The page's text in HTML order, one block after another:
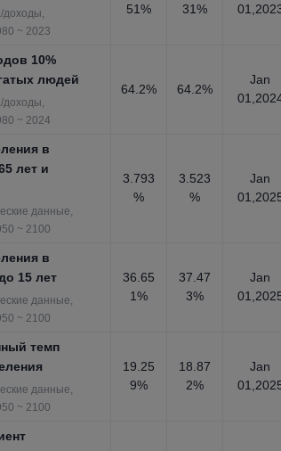
доходы,
~ 2023
51%
31%
10%
людей
доходы,
~ 2024
64.2% 64.2%
Jan
в
лет и
данные,
~ 2100
3.793
%
3.523
%
Jan
в
15 лет
данные,
~ 2100
36.65
1%
37.47
3%
Jan
темп
данные,
~ 2100
19.25
9%
18.87
2%
Jan